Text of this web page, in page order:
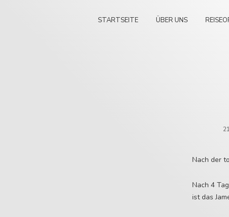
STARTSEITE ÜBER UNS
Nach der
Nach 4
ist das